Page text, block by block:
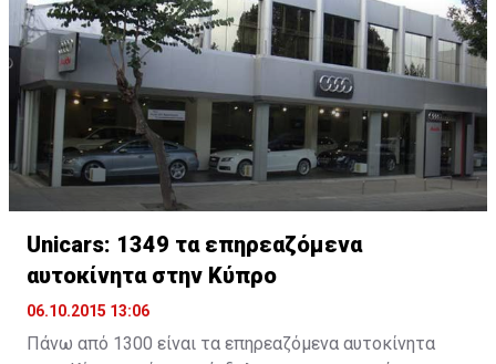
Montblanc.
Unicars: 1349 τα επηρεαζόμενα
αυτοκίνητα στην Κύπρο
06.10.2015 13:06
Πάνω από 1300 είναι τα επηρεαζόμενα αυτοκίνητα